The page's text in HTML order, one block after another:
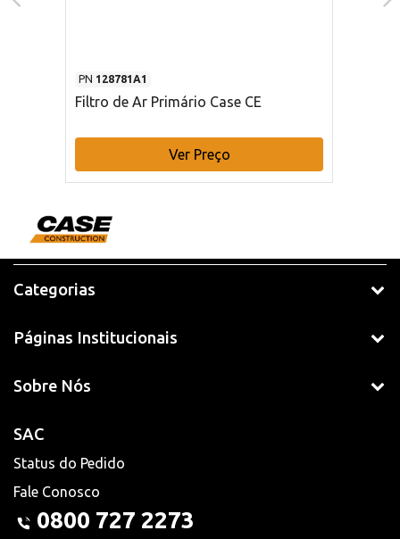
PN 128781A1
Filtro de Ar Primário Case CE
Ver Preço
Categorias
Páginas Institucionais
Sobre Nós
SAC
Status do Pedido
Fale Conosco
0800 727 2273